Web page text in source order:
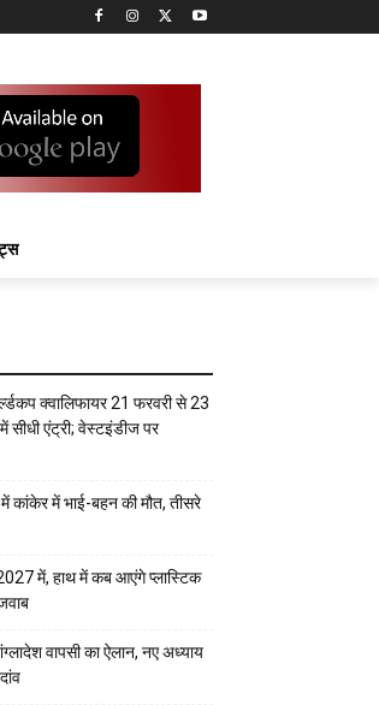
क्वालिफायर 21 फरवरी से 23
सीधी एंट्री; वेस्टइंडीज पर
कांकेर में भाई-बहन की मौत, तीसरे
में, हाथ में कब आएंगे प्लास्टिक
वापसी का ऐलान, नए अध्याय